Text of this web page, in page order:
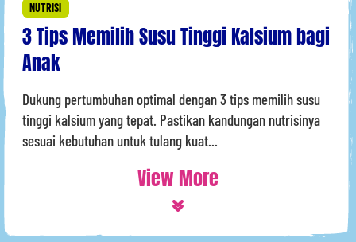
NUTRISI
3 Tips Memilih Susu Tinggi Kalsium bagi
Anak
Dukung pertumbuhan optimal dengan 3 tips memilih susu
tinggi kalsium yang tepat. Pastikan kandungan nutrisinya
sesuai kebutuhan untuk tulang kuat...
View More